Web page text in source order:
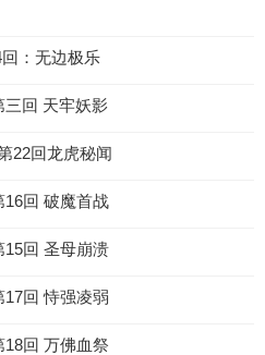
回：无边极乐
三回 天牢妖影
22回龙虎秘闻
16回 破魔首战
15回 圣母崩溃
17回 恃强凌弱
18回 万佛血祭